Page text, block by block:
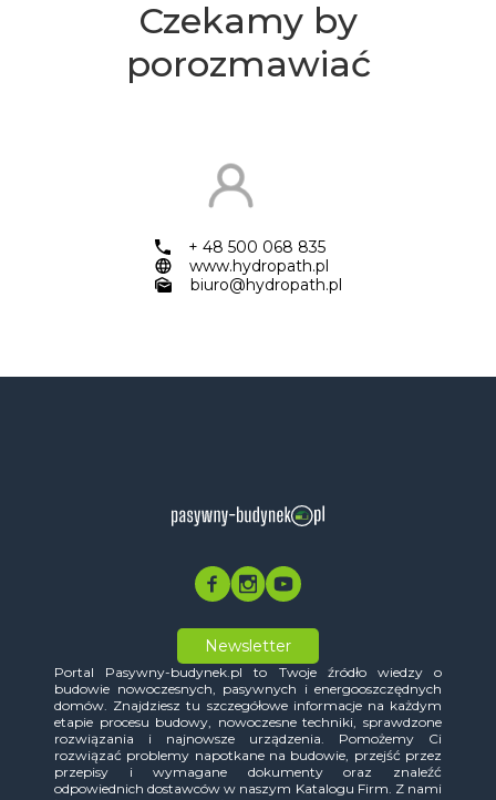
Czekamy by
porozmawiać
+ 48 500 068 835
www.hydropath.pl
biuro@hydropath.pl
Newsletter
Portal Pasywny-budynek.pl to Twoje źródło wiedzy o
budowie nowoczesnych, pasywnych i energooszczędnych
domów. Znajdziesz tu szczegółowe informacje na każdym
etapie procesu budowy, nowoczesne techniki, sprawdzone
rozwiązania i najnowsze urządzenia. Pomożemy Ci
rozwiązać problemy napotkane na budowie, przejść przez
przepisy i wymagane dokumenty oraz znaleźć
odpowiednich dostawców w naszym Katalogu Firm. Z nami